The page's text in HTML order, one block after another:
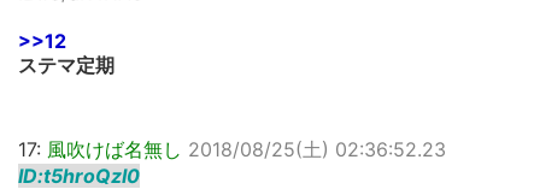
>>12
ステマ定期
17: 風吹けば名無し 2018/08/25(土) 02:36:52.23
ID:t5hroQzI0